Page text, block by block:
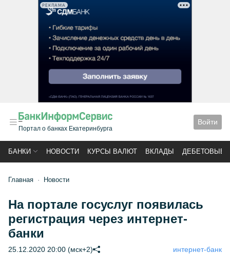
РЕКЛАМА
Портал о банках Екатеринбурга
Войти
БАНКИ НОВОСТИ КУРСЫ ВАЛЮТ ВКЛАДЫ ДЕБЕТОВЫЕ
Главная Новости
На портале госуслуг появилась
регистрация через интернет-
банки
25.12.2020 20:00 (мск+2) интернет-банк